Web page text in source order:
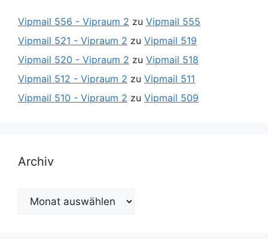
Vipmail 556 - Vipraum 2 zu Vipmail 555
Vipmail 521 - Vipraum 2 zu Vipmail 519
Vipmail 520 - Vipraum 2 zu Vipmail 518
Vipmail 512 - Vipraum 2 zu Vipmail 511
Vipmail 510 - Vipraum 2 zu Vipmail 509
Archiv
Archiv